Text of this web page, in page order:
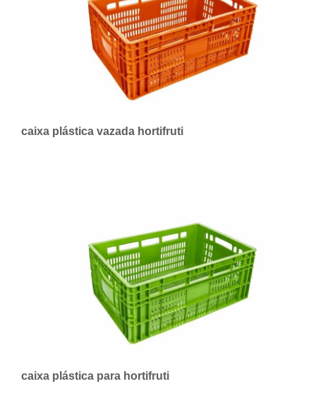
caixa plástica vazada hortifruti
caixa plástica para hortifruti